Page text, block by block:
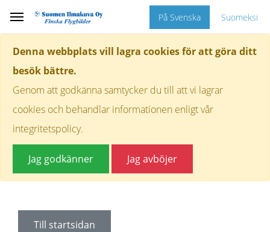
Denna webbplats vill lagra cookies för att göra ditt
besök bättre.
Genom att godkänna samtycker du till att vi lagrar
cookies och behandlar informationen enligt vår
integritetspolicy.
Jag godkänner Jag avböjer
På Svenska Suomeksi
Till startsidan